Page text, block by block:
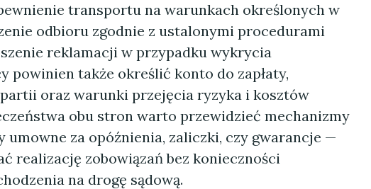
transportu na warunkach określonych w
odbioru zgodnie z ustalonymi procedurami
reklamacji w przypadku wykrycia
powinien także określić konto do zapłaty,
oraz warunki przejęcia ryzyka i kosztów
obu stron warto przewidzieć mechanizmy
umowne za opóźnienia, zaliczki, czy gwarancje —
realizację zobowiązań bez konieczności
na drogę sądową.